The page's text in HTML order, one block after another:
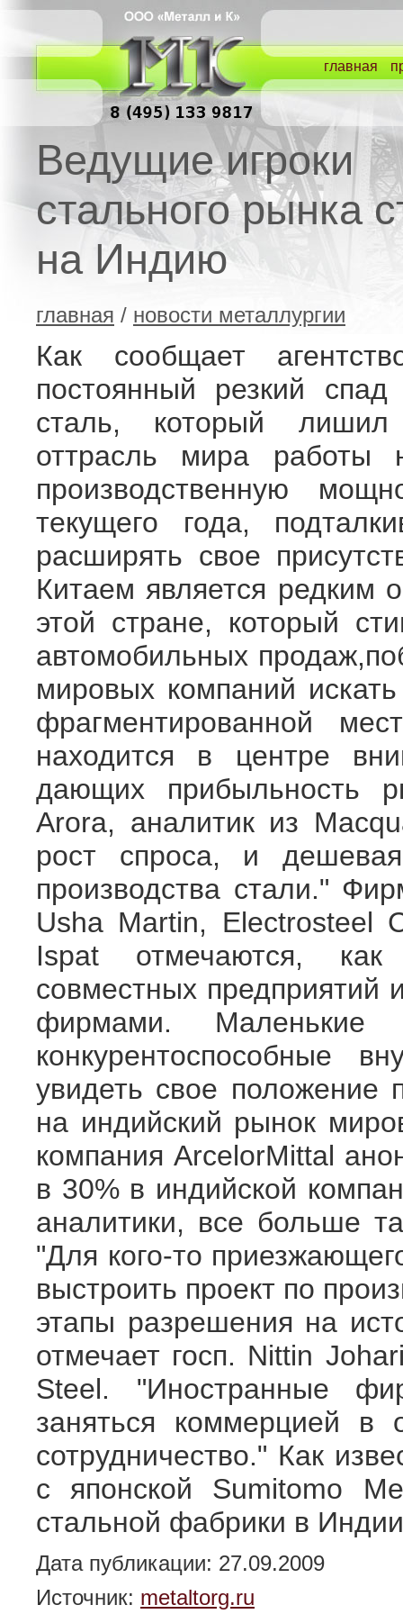
главная
Ведущие игроки
стального рынка
на Индию
главная / новости металлургии
Как сообщает
постоянный резкий
сталь, который лишил
оттрасль мира работы
производственную
текущего года,
расширять свое
Китаем является редким
этой стране, который
автомобильных
мировых компаний
фрагментированной
находится в центре
дающих прибыльность
Arora, аналитик из
рост спроса, и
производства стали."
Usha Martin, Electrosteel
Ispat отмечаются,
совместных предприятий
фирмами. Маленькие
конкурентоспособные
увидеть свое положение
на индийский рынок
компания ArcelorMittal
в 30% в индийской
аналитики, все больше
"Для кого-то
выстроить проект по
этапы разрешения на
отмечает госп. Nittin
Steel. "Иностранные
заняться коммерцией в
сотрудничество." Как
с японской Sumitomo
стальной фабрики в
Дата публикации: 27.09.2009
Источник: metaltorg.ru